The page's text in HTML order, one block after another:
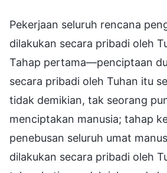
Pekerjaan seluruh rencana
dilakukan secara pribadi oleh
Tahap pertama—penciptaan
secara pribadi oleh Tuhan itu
tidak demikian, tak seorang
menciptakan manusia; tahap
penebusan seluruh umat
dilakukan secara pribadi oleh